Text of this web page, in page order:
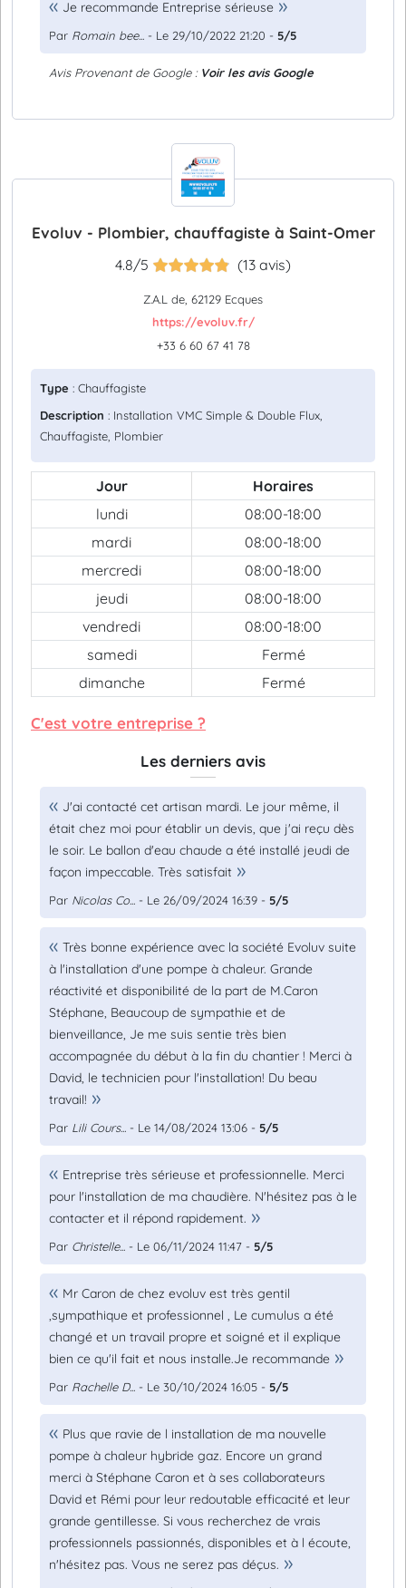
Je recommande Entreprise sérieuse
Par Romain bee... - Le 29/10/2022 21:20 - 5/5
Avis Provenant de Google : Voir les avis Google
Evoluv - Plombier, chauffagiste à Saint-Omer
4.8/5 (13 avis)
Z.A.L de, 62129 Ecques
https://evoluv.fr/
+33 6 60 67 41 78
Type : Chauffagiste
Description : Installation VMC Simple & Double Flux,
Chauffagiste, Plombier
Jour
Horaires
lundi
08:00-18:00
mardi
08:00-18:00
mercredi
08:00-18:00
jeudi
08:00-18:00
vendredi
08:00-18:00
samedi
Fermé
dimanche
Fermé
C'est votre entreprise ?
Les derniers avis
J'ai contacté cet artisan mardi. Le jour même, il
était chez moi pour établir un devis, que j'ai reçu dès
le soir. Le ballon d'eau chaude a été installé jeudi de
façon impeccable. Très satisfait
Par Nicolas Co... - Le 26/09/2024 16:39 - 5/5
Très bonne expérience avec la société Evoluv suite
à l'installation d'une pompe à chaleur. Grande
réactivité et disponibilité de la part de M.Caron
Stéphane, Beaucoup de sympathie et de
bienveillance, Je me suis sentie très bien
accompagnée du début à la fin du chantier ! Merci à
David, le technicien pour l'installation! Du beau
travail!
Par Lili Cours... - Le 14/08/2024 13:06 - 5/5
Entreprise très sérieuse et professionnelle. Merci
pour l'installation de ma chaudière. N'hésitez pas à le
contacter et il répond rapidement.
Par Christelle... - Le 06/11/2024 11:47 - 5/5
Mr Caron de chez evoluv est très gentil
,sympathique et professionnel , Le cumulus a été
changé et un travail propre et soigné et il explique
bien ce qu'il fait et nous installe.Je recommande
Par Rachelle D... - Le 30/10/2024 16:05 - 5/5
Plus que ravie de l installation de ma nouvelle
pompe à chaleur hybride gaz. Encore un grand
merci à Stéphane Caron et à ses collaborateurs
David et Rémi pour leur redoutable efficacité et leur
grande gentillesse. Si vous recherchez de vrais
professionnels passionnés, disponibles et à l écoute,
n'hésitez pas. Vous ne serez pas déçus.